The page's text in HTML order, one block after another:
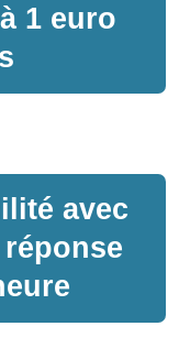
à 1 euro
avec